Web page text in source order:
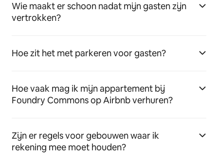
Wie maakt er schoon nadat mijn gasten zijn
vertrokken?
Hoe zit het met parkeren voor gasten?
Hoe vaak mag ik mijn appartement bij
Foundry Commons op Airbnb verhuren?
Zijn er regels voor gebouwen waar ik
rekening mee moet houden?